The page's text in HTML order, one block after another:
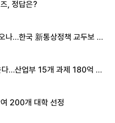
, 정답은?
나…한국 新통상정책 교두보 활
다…산업부 15개 과제 180억 지
200개 대학 선정